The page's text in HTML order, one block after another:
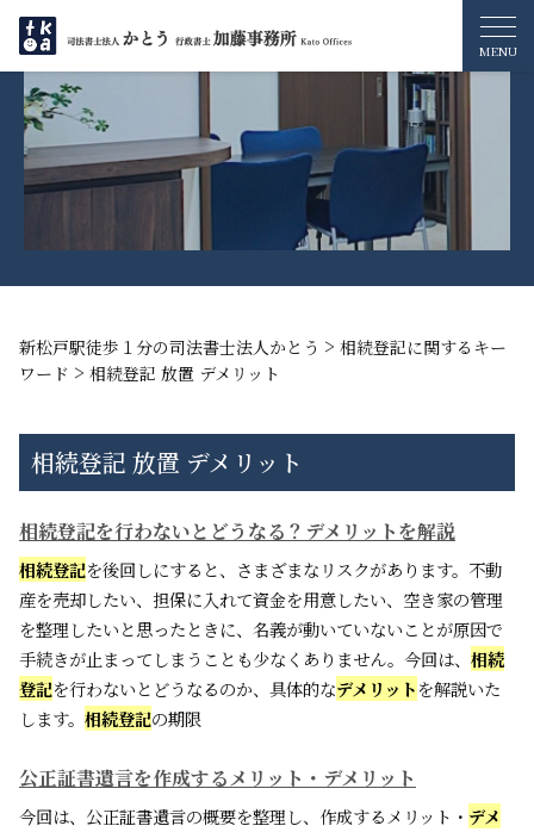
新松戸駅徒歩１分の司法書士法人かとう > 相続登記に関するキー
ワード > 相続登記 放置 デメリット
相続登記 放置 デメリット
相続登記を行わないとどうなる？デメリットを解説
相続登記を後回しにすると、さまざまなリスクがあります。不動
産を売却したい、担保に入れて資金を用意したい、空き家の管理
を整理したいと思ったときに、名義が動いていないことが原因で
手続きが止まってしまうことも少なくありません。今回は、 相続
登記を行わないとどうなるのか、具体的なデメリットを解説いた
します。 相続登記の期限
公正証書遺言を作成するメリット・デメリット
今回は、公正証書遺言の概要を整理し、作成するメリット・ デメ